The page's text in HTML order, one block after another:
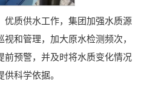
优质供水工作，集团加强水质源
和管理，加大原水检测频次，
前预警，并及时将水质变化情况
科学依据。